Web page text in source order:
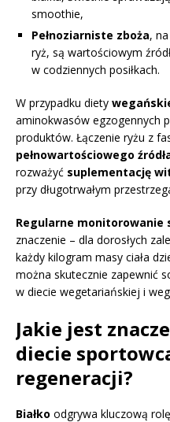
smoothie,
Pełnoziarniste zboża,
ryż, są wartościowym
w codziennych posiłkach.
W przypadku diety
aminokwasów egzogennych
produktów. Łączenie ryżu z
pełnowartościowego
rozważyć suplementację
przy długotrwałym
Regularne monitorowanie
znaczenie – dla dorosłych
każdy kilogram masy ciała
można skutecznie zapewnić
w diecie wegetariańskiej i
Jakie jest
diecie
regeneracji?
Białko odgrywa kluczową